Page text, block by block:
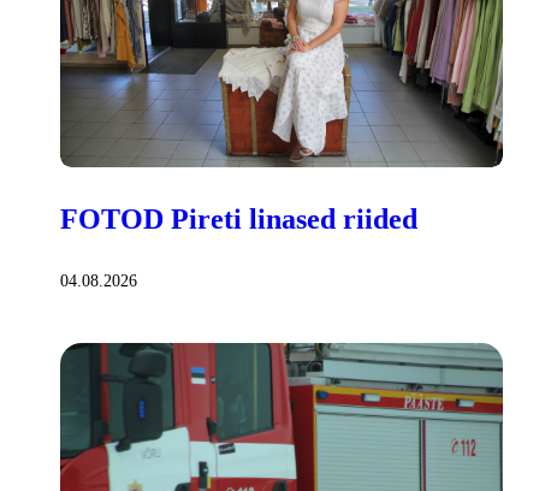
FOTOD Pireti linased riided
04.08.2026